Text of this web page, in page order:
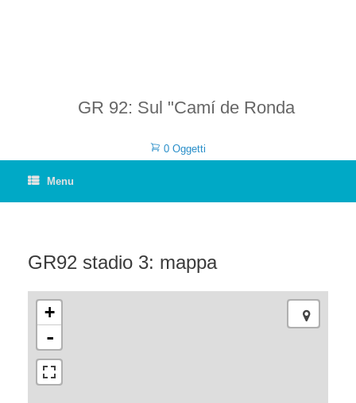
GR 92: Sul "Camí de Ronda
0 Oggetti
Menu
GR92 stadio 3: mappa
+
-